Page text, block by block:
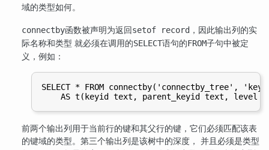
域的类型如何。
connectby函数被声明为返回setof record ，因此输出列的实
际名称和类型 就必须在调用的SELECT语句的FROM子句中被定
义，例如：
SELECT * FROM
前两个输出列用于当前行的键和其父行的键，它们必须匹配该表
的键域的类型。第三个输出列是该树中的深度， 并且必须是类型